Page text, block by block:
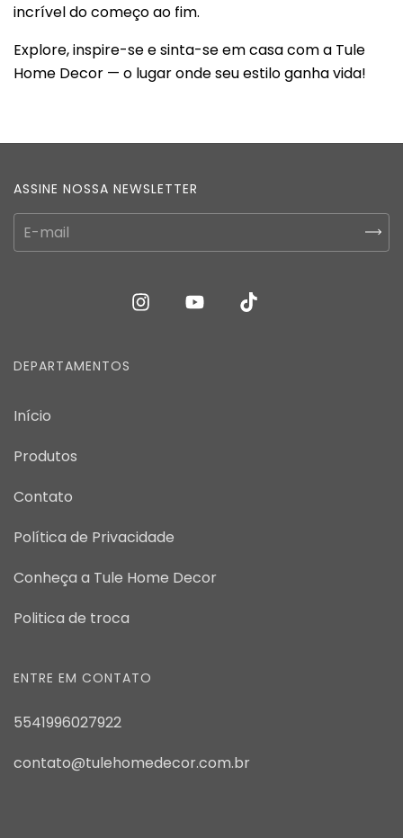
incrível do começo ao fim.
Explore, inspire-se e sinta-se em casa com a Tule
Home Decor — o lugar onde seu estilo ganha vida!
ASSINE NOSSA NEWSLETTER
DEPARTAMENTOS
Início
Produtos
Contato
Política de Privacidade
Conheça a Tule Home Decor
Politica de troca
ENTRE EM CONTATO
5541996027922
contato@tulehomedecor.com.br